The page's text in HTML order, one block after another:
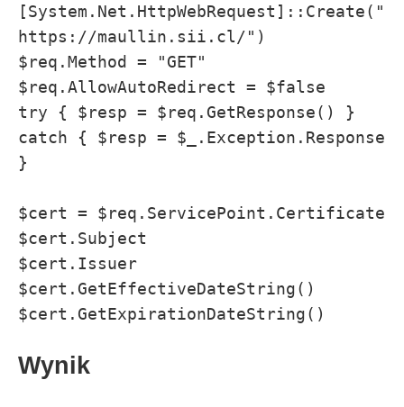
[System.Net.HttpWebRequest]::Create("
https://maullin.sii.cl/")
$req.Method = "GET"
$req.AllowAutoRedirect = $false
try { $resp = $req.GetResponse() }
catch { $resp = $_.Exception.Response
}
$cert = $req.ServicePoint.Certificate
$cert.Subject
$cert.Issuer
$cert.GetEffectiveDateString()
$cert.GetExpirationDateString()
Wynik